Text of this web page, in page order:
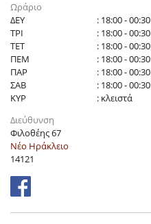
Ωράριο
ΔΕΥ
: 18:00 - 00:30
ΤΡΙ
: 18:00 - 00:30
ΤΕΤ
: 18:00 - 00:30
ΠΕΜ
: 18:00 - 00:30
ΠΑΡ
: 18:00 - 00:30
ΣΑΒ
: 18:00 - 00:30
ΚΥΡ
: κλειστά
Διεύθυνση
Φιλοθέης 67
Νέο Ηράκλειο
14121